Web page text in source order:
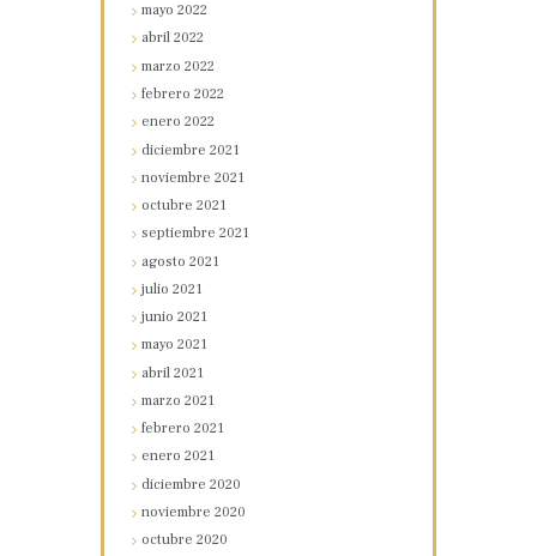
mayo2022
abril2022
marzo2022
febrero2022
enero2022
diciembre2021
noviembre2021
octubre2021
septiembre2021
agosto2021
julio2021
junio2021
mayo2021
abril2021
marzo2021
febrero2021
enero2021
diciembre2020
noviembre2020
octubre2020